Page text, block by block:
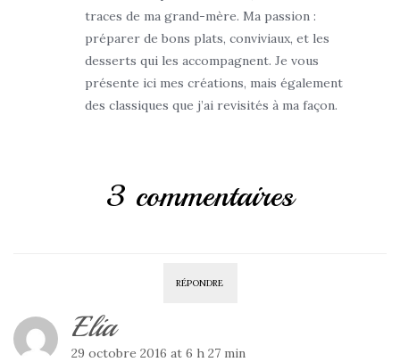
traces de ma grand-mère. Ma passion :
préparer de bons plats, conviviaux, et les
desserts qui les accompagnent. Je vous
présente ici mes créations, mais également
des classiques que j’ai revisités à ma façon.
3 commentaires
RÉPONDRE
Elia
29 octobre 2016 at 6 h 27 min